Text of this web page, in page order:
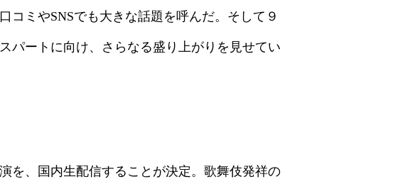
コミやSNSでも大きな話題を呼んだ。そして９
パートに向け、さらなる盛り上がりを見せてい
を、国内生配信することが決定。歌舞伎発祥の